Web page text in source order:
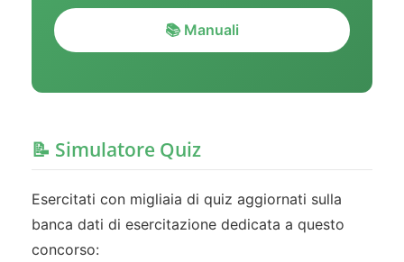
📚 Manuali
📝 Simulatore Quiz
Esercitati con migliaia di quiz aggiornati sulla
banca dati di esercitazione dedicata a questo
concorso: